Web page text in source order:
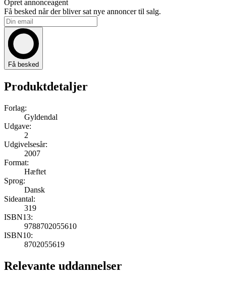
Opret annonceagent
Få besked når der bliver sat nye annoncer til salg.
Få besked
Produktdetaljer
Forlag:
Gyldendal
Udgave:
2
Udgivelsesår:
2007
Format:
Hæftet
Sprog:
Dansk
Sideantal:
319
ISBN13:
9788702055610
ISBN10:
8702055619
Relevante uddannelser